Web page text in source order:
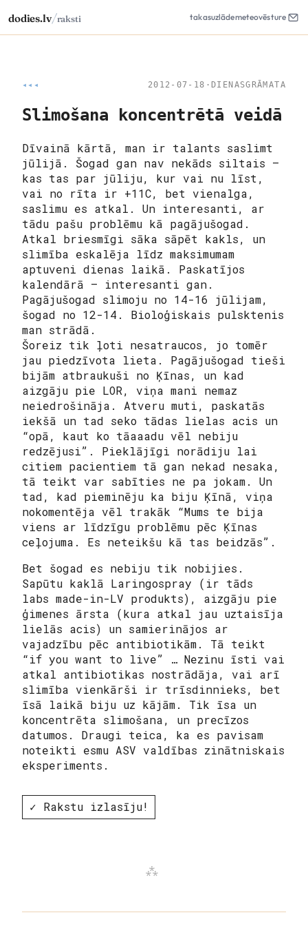
dodies.lv/raksti takasuzlādemeteovēsture
◂◂◂ 2012-07-18 · DIENASGRĀMATA
Slimošana koncentrētā veidā
Dīvainā kārtā, man ir talants saslimt
jūlijā. Šogad gan nav nekāds siltais –
kas tas par jūliju, kur vai nu līst,
vai no rīta ir +11C, bet vienalga,
saslimu es atkal. Un interesanti, ar
tādu pašu problēmu kā pagājušogad.
Atkal briesmīgi sāka sāpēt kakls, un
slimība eskalēja līdz maksimumam
aptuveni dienas laikā. Paskatījos
kalendārā – interesanti gan.
Pagājušogad slimoju no 14-16 jūlijam,
šogad no 12-14. Bioloģiskais pulsktenis
man strādā.
Šoreiz tik ļoti nesatraucos, jo tomēr
jau piedzīvota lieta. Pagājušogad tieši
bijām atbraukuši no Ķīnas, un kad
aizgāju pie LOR, viņa mani nemaz
neiedrošināja. Atveru muti, paskatās
iekšā un tad seko tādas lielas acis un
“opā, kaut ko tāaaadu vēl nebiju
redzējusi”. Pieklājīgi norādiju lai
citiem pacientiem tā gan nekad nesaka,
tā teikt var sabīties ne pa jokam. Un
tad, kad pieminēju ka biju Ķīnā, viņa
nokomentēja vēl trakāk “Mums te bija
viens ar līdzīgu problēmu pēc Ķīnas
ceļojuma. Es neteikšu kā tas beidzās”.
Bet šogad es nebiju tik nobijies.
Sapūtu kaklā Laringospray (ir tāds
labs made-in-LV produkts), aizgāju pie
ģimenes ārsta (kura atkal jau uztaisīja
lielās acis) un samierinājos ar
vajadzību pēc antibiotikām. Tā teikt
“if you want to live” … Nezinu īsti vai
atkal antibiotikas nostrādāja, vai arī
slimība vienkārši ir trīsdinnieks, bet
īsā laikā biju uz kājām. Tik īsa un
koncentrēta slimošana, un precīzos
datumos. Draugi teica, ka es pavisam
noteikti esmu ASV valdības zinātniskais
eksperiments.
✓ Rakstu izlasīju!